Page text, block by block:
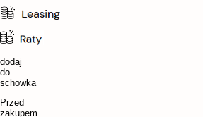
dodaj
do
schowka
Przed
zakupem